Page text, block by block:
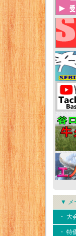
▼ メ
・ 大
・ 特